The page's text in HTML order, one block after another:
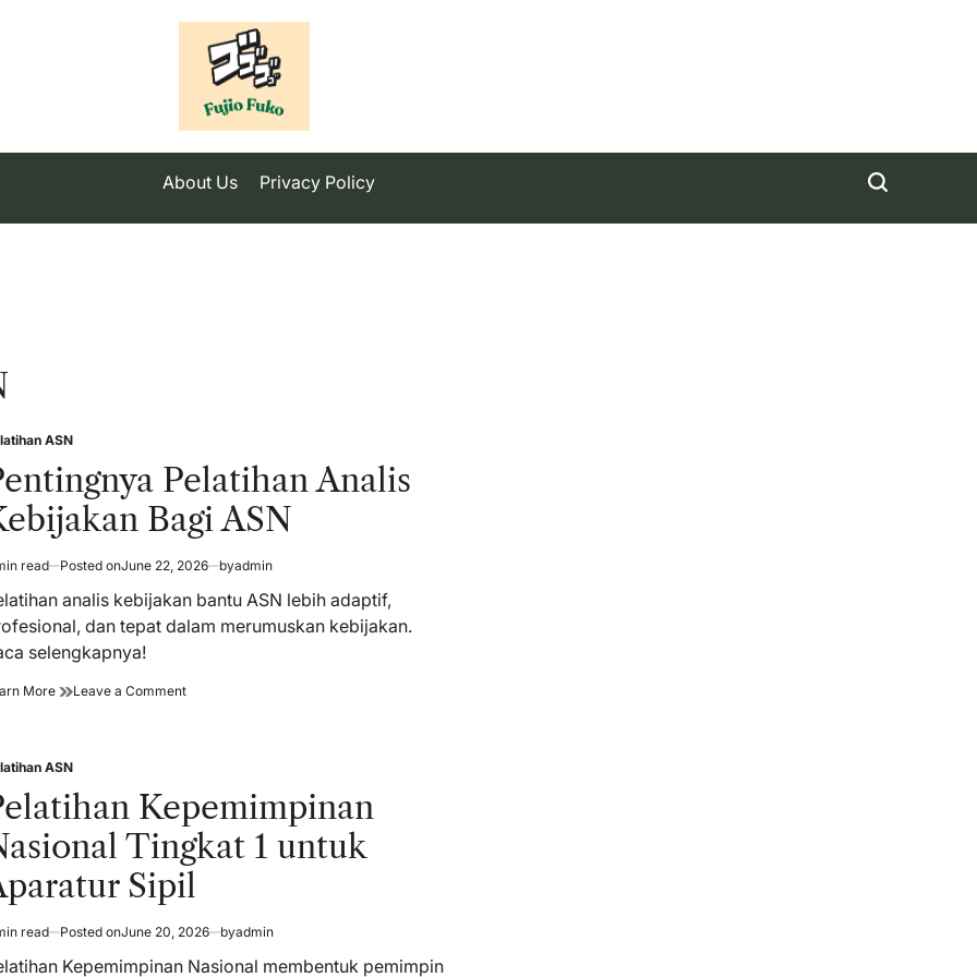
About Us Privacy Policy
ASN
Pelatihan Analis
Bagi ASN
read Posted onJune 22, 2026 byadmin
analis kebijakan bantu ASN lebih adaptif,
dan tepat dalam merumuskan kebijakan.
selengkapnya!
More Pentingnya
Bagi
Leave a Commenton
ASN
ASN
Kepemimpinan
Tingkat 1 untuk
Sipil
read Posted onJune 20, 2026 byadmin
Kepemimpinan Nasional membentuk pemimpin